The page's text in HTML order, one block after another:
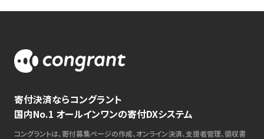
寄付決済ならコングラント
国内No.1 オールインワンの寄付DXシステム
コングラントは、寄付募集ページの作成、オンライン決済、支援者管理、領収書